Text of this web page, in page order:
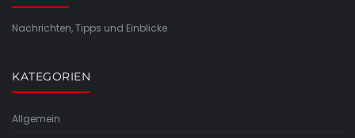
Nachrichten, Tipps und Einblicke
KATEGORIEN
Allgemein